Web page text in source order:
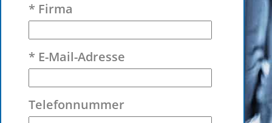
* Firma
* E-Mail-Adresse
Telefonnummer